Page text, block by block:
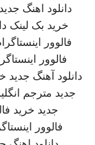
دانلود اهنگ جدید
خرید بک لینک
فالوور
فالوور
دانلود آهنگ جدید
جدید مترجم
جدید خرید
فالوور